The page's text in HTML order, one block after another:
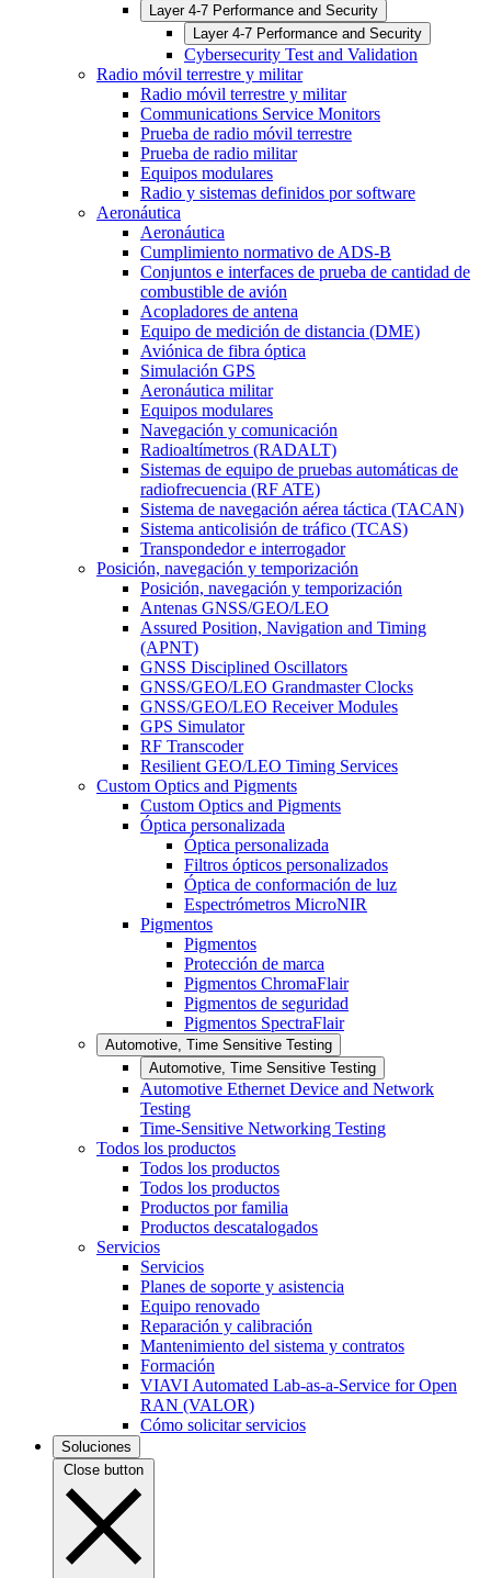
Layer 4-7 Performance and Security
Layer 4-7 Performance and Security
Cybersecurity Test and Validation
Radio móvil terrestre y militar
Radio móvil terrestre y militar
Communications Service Monitors
Prueba de radio móvil terrestre
Prueba de radio militar
Equipos modulares
Radio y sistemas definidos por software
Aeronáutica
Aeronáutica
Cumplimiento normativo de ADS-B
Conjuntos e interfaces de prueba de cantidad de
combustible de avión
Acopladores de antena
Equipo de medición de distancia (DME)
Aviónica de fibra óptica
Simulación GPS
Aeronáutica militar
Equipos modulares
Navegación y comunicación
Radioaltímetros (RADALT)
Sistemas de equipo de pruebas automáticas de
radiofrecuencia (RF ATE)
Sistema de navegación aérea táctica (TACAN)
Sistema anticolisión de tráfico (TCAS)
Transpondedor e interrogador
Posición, navegación y temporización
Posición, navegación y temporización
Antenas GNSS/GEO/LEO
Assured Position, Navigation and Timing
(APNT)
GNSS Disciplined Oscillators
GNSS/GEO/LEO Grandmaster Clocks
GNSS/GEO/LEO Receiver Modules
GPS Simulator
RF Transcoder
Resilient GEO/LEO Timing Services
Custom Optics and Pigments
Custom Optics and Pigments
Óptica personalizada
Óptica personalizada
Filtros ópticos personalizados
Óptica de conformación de luz
Espectrómetros MicroNIR
Pigmentos
Pigmentos
Protección de marca
Pigmentos ChromaFlair
Pigmentos de seguridad
Pigmentos SpectraFlair
Automotive, Time Sensitive Testing
Automotive, Time Sensitive Testing
Automotive Ethernet Device and Network
Testing
Time-Sensitive Networking Testing
Todos los productos
Todos los productos
Todos los productos
Productos por familia
Productos descatalogados
Servicios
Servicios
Planes de soporte y asistencia
Equipo renovado
Reparación y calibración
Mantenimiento del sistema y contratos
Formación
VIAVI Automated Lab-as-a-Service for Open
RAN (VALOR)
Cómo solicitar servicios
Soluciones
Close button